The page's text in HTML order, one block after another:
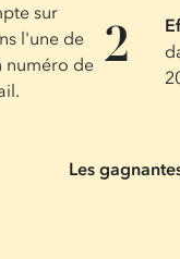
sur
l'une de
numéro de
Les